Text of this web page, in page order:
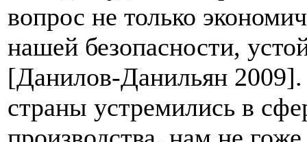
вопрос не только
нашей безопасности,
[Данилов-Данильян
страны устремились в